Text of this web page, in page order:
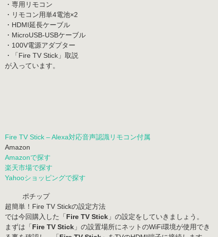
・専用リモコン
・リモコン用単4電池×2
・HDMI延長ケーブル
・MicroUSB-USBケーブル
・100V電源アダプター
・「Fire TV Stick」取説
が入っています。
Fire TV Stick – Alexa対応音声認識リモコン付属
Amazon
Amazonで探す
楽天市場で探す
Yahooショッピングで探す
ポチップ
超簡単！Fire TV Stickの設定方法
では今回購入した「 Fire TV Stick 」の設定をしていきましょう。
まずは「 Fire TV Stick 」の設置場所にネットのWiFi環境が使用でき